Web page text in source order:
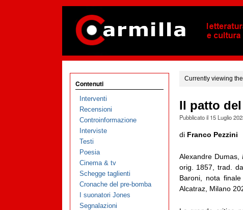
Currently viewing
Il patto
Pubblicato il 15 Luglio
di Franco Pezzini
Alexandre Dumas,
orig. 1857, trad.
Baroni, nota
Alcatraz, Milano
Contenuti
Interventi
Recensioni
Controinformazione
Interviste
Testi
Poesia
Cinema & tv
Schegge taglienti
Cronache del pre-bomba
I suonatori Jones
Segnalazioni